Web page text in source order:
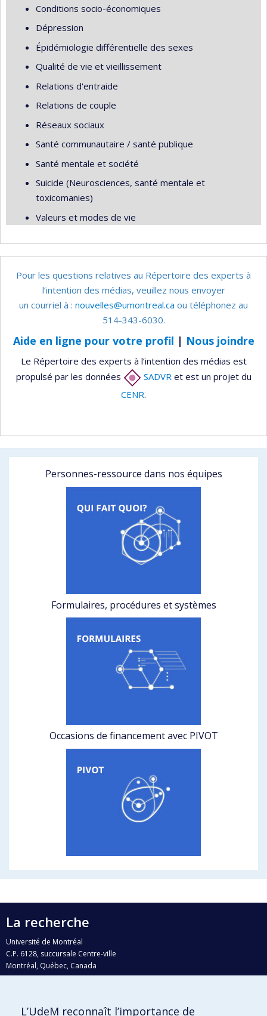
Conditions socio-économiques
Dépression
Épidémiologie différentielle des sexes
Qualité de vie et vieillissement
Relations d'entraide
Relations de couple
Réseaux sociaux
Santé communautaire / santé publique
Santé mentale et société
Suicide (Neurosciences, santé mentale et
toxicomanies)
Valeurs et modes de vie
Pour les questions relatives au Répertoire des experts à
l’intention des médias, veuillez nous envoyer
un courriel à : nouvelles@umontreal.ca ou téléphonez au
514-343-6030.
Aide en ligne pour votre profil | Nous joindre
Le Répertoire des experts à l’intention des médias est
propulsé par les données
SADVRet est un projet du
CENR.
Personnes-ressource dans nos équipes
Formulaires, procédures et systèmes
Occasions de financement avec PIVOT
La recherche
Université de Montréal
C.P. 6128, succursale Centre-ville
Montréal, Québec, Canada
H3C 3J7
L’UdeM reconnaît l’importance de